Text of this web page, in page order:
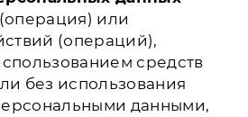
или
(операций),
средств
без использования
данными,